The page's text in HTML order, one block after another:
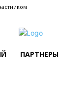
ПАРТНЕРЫ